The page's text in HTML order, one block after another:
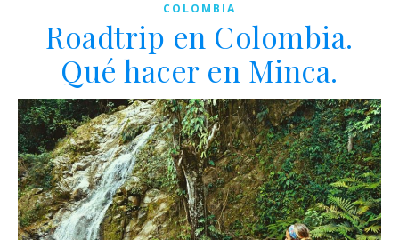
COLOMBIA
Roadtrip en Colombia.
Qué hacer en Minca.